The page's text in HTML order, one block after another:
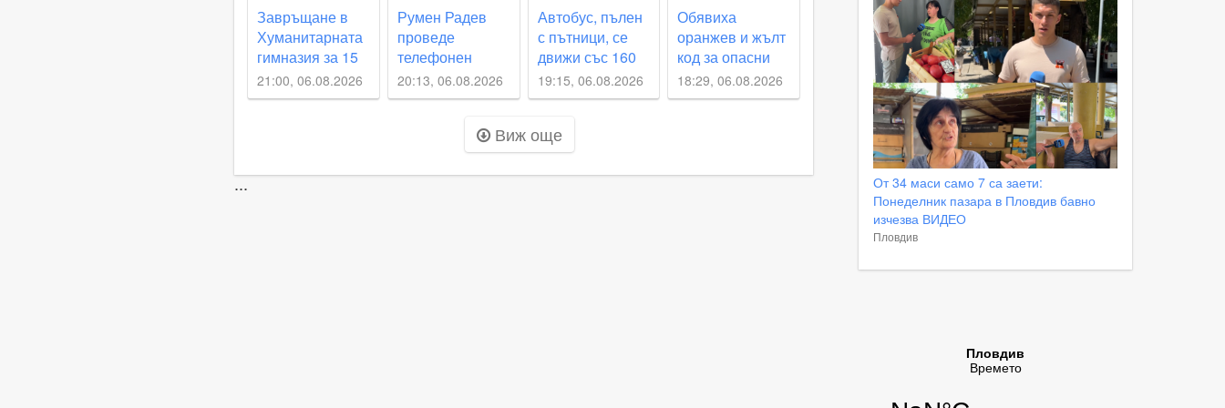
Завръщане в
Хуманитарната
гимназия за 15
септември –
реален срок или
21:00, 06.08.2026
Румен Радев
проведе
телефонен
разговор с
министъра на
външните
Великобритания
Ед Милибанд
20:13, 06.08.2026
Автобус, пълен
с пътници, се
движи със 160
км/час по
магистралата
19:15, 06.08.2026
Обявиха
оранжев и жълт
код за опасни
жеги утре
18:29, 06.08.2026
Виж още
...
От 34 маси само 7 са заети:
Понеделник пазара в Пловдив бавно
изчезва ВИДЕО
Пловдив